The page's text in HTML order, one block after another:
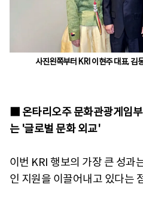
사진왼쪽부터 KRI 이현주 대표, 김
■ 온타리오주 문화관광게임
는 '글로벌 문화 외교'
이번 KRI 행보의 가장 큰 성과
인 지원을 이끌어내고 있다는